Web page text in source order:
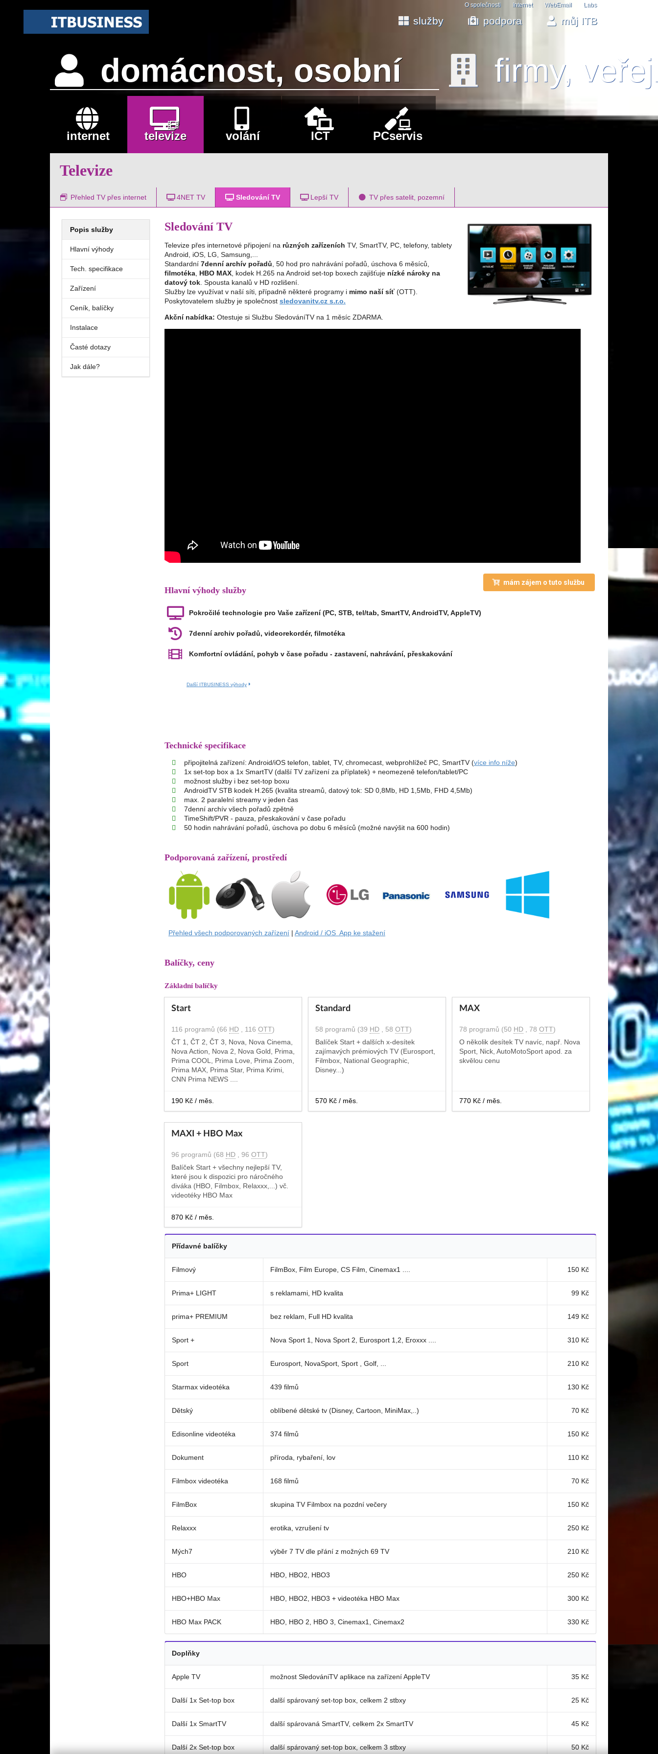
služby podpora můj ITB
O společnosti Internet WebEmail Labs
domácnost, osobní firmy,
internet televize volání ICT PCservis
Televize
Přehled TV přes internet 4NET TV Sledování TV Lepší TV TV přes satelit, pozemní
Popis služby
Hlavní výhody
Tech. specifikace
Zařízení
Ceník, balíčky
Instalace
Časté dotazy
Jak dále?
Sledování TV
Televize přes internetové připojení na různých zařízeních TV, SmartTV, PC, telefony, tablety
Android, iOS, LG, Samsung,...
Standardní 7denní archív pořadů , 50 hod pro nahrávání pořadů, úschova 6 měsíců,
filmotéka HBO MAX , kodek H.265 na Android set-top boxech zajišťuje nízké nároky na
datový tok . Spousta kanalů v HD rozlišení.
Služby lze využívat v naší síti, případně některé programy i mimo naší síť (OTT).
Poskytovatelem služby je společnost sledovanitv.cz s.r.o.
Akční nabídka: Otestuje si Službu SledováníTV na 1 měsíc ZDARMA.
mám zájem o tuto službu
Hlavní výhody služby
Pokročilé technologie pro Vaše zařízení (PC, STB, tel/tab, SmartTV, AndroidTV, AppleTV)
7denní archiv pořadů, videorekordér, filmotéka
Komfortní ovládání, pohyb v čase pořadu - zastavení, nahrávání, přeskakování
Další ITBUSINESS výhody
Technické specifikace
připojitelná zařízení: Android/iOS telefon, tablet, TV, chromecast, webprohlížeč PC, SmartTV (více info níže)
1x set-top box a 1x SmartTV (další TV zařízení za příplatek) + neomezeně telefon/tablet/PC
možnost služby i bez set-top boxu
AndroidTV STB kodek H.265 (kvalita streamů, datový tok: SD 0,8Mb, HD 1,5Mb, FHD 4,5Mb)
max. 2 paralelní streamy v jeden čas
7denní archív všech pořadů zpětně
TimeShift/PVR - pauza, přeskakování v čase pořadu
50 hodin nahrávání pořadů, úschova po dobu 6 měsíců (možné navýšit na 600 hodin)
Podporovaná zařízení, prostředí
Přehled všech podporovaných zařízení | Android / iOS App ke stažení
Balíčky, ceny
Základní balíčky
Start
116 programů (66 HD , 116OTT)
ČT 1, ČT 2, ČT 3, Nova, Nova Cinema,
Nova Action, Nova 2, Nova Gold, Prima,
Prima COOL, Prima Love, Prima Zoom,
Prima MAX, Prima Star, Prima Krimi,
CNN Prima NEWS ....
190 Kč / měs.
Standard
58 programů (39 HD , 58OTT)
Balíček Start + dalších x-desítek
zajímavých prémiových TV (Eurosport,
Filmbox, National Geographic,
Disney...)
570 Kč / měs.
MAX
78 programů (50 HD , 78OTT)
O několik desítek TV navíc, např. Nova
Sport, Nick, AutoMotoSport apod. za
skvělou cenu
770 Kč / měs.
MAXI + HBO Max
96 programů (68 HD , 96OTT)
Balíček Start + všechny nejlepší TV,
které jsou k dispozici pro náročného
diváka (HBO, Filmbox, Relaxxx,...) vč.
videotéky HBO Max
870 Kč / měs.
Přídavné balíčky
Filmový FilmBox, Film Europe, CS Film, Cinemax1 .... 150 Kč
Prima+ LIGHT s reklamami, HD kvalita 99 Kč
prima+ PREMIUM bez reklam, Full HD kvalita 149 Kč
Sport + Nova Sport 1, Nova Sport 2, Eurosport 1,2, Eroxxx .... 310 Kč
Sport Eurosport, NovaSport, Sport , Golf, ... 210 Kč
Starmax videotéka 439 filmů 130 Kč
Dětský oblíbené dětské tv (Disney, Cartoon, MiniMax,..) 70 Kč
Edisonline videotéka 374 filmů 150 Kč
Dokument příroda, rybaření, lov 110 Kč
Filmbox videotéka 168 filmů 70 Kč
FilmBox skupina TV Filmbox na pozdní večery 150 Kč
Relaxxx erotika, vzrušení tv 250 Kč
Mých7 výběr 7 TV dle přání z možných 69 TV 210 Kč
HBO HBO, HBO2, HBO3 250 Kč
HBO+HBO Max HBO, HBO2, HBO3 + videotéka HBO Max 300 Kč
HBO Max PACK HBO, HBO 2, HBO 3, Cinemax1, Cinemax2 330 Kč
Doplňky
Apple TV možnost SledovániTV aplikace na zařízení AppleTV 35 Kč
Další 1x Set-top box další spárovaný set-top box, celkem 2 stbxy 25 Kč
Další 1x SmartTV další spárovaná SmartTV, celkem 2x SmartTV 45 Kč
Další 2x Set-top box další spárovaný set-top box, celkem 3 stbxy 50 Kč